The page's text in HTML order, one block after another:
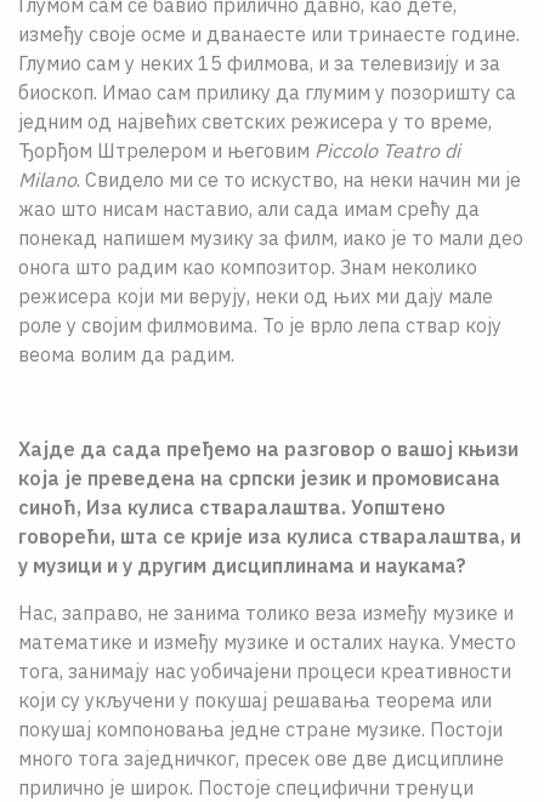
између своје осме и дванаесте или тринаесте године.
Глумио сам у неких 15 филмова, и за телевизију и за
биоскоп. Имао сам прилику да глумим у позоришту са
једним од највећих светских режисера у то време,
Ђорђом Штрелером и његовим Piccolo Teatro di
Milano. Свидело ми се то искуство, на неки начин ми је
жао што нисам наставио, али сада имам срећу да
понекад напишем музику за филм, иако је то мали део
онога што радим као композитор. Знам неколико
режисера који ми верују, неки од њих ми дају мале
роле у својим филмовима. То је врло лепа ствар коју
веома волим да радим.
Хајде да сада пређемо на разговор о вашој књизи
која је преведена на српски језик и промовисана
синоћ, Иза кулиса стваралаштва. Уопштено
говорећи, шта се крије иза кулиса стваралаштва, и
у музици и у другим дисциплинама и наукама?
Нас, заправо, не занима толико веза између музике и
математике и између музике и осталих наука. Уместо
тога, занимају нас уобичајени процеси креативности
који су укључени у покушај решавања теорема или
покушај компоновања једне стране музике. Постоји
много тога заједничког, пресек ове две дисциплине
прилично је широк. Постоје специфични тренуци